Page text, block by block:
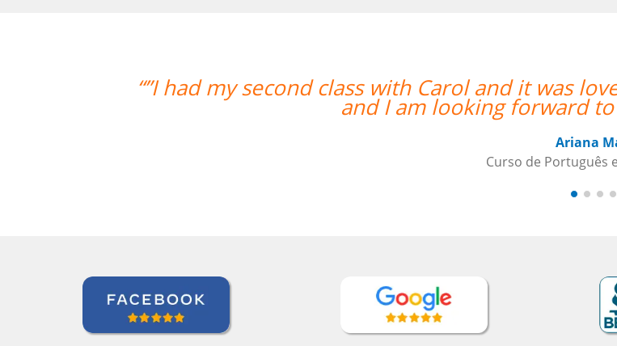
“”I had my second class with Carol and it was lovely. I am
and I am looking forward to more
Curso de Português em Florianópolis